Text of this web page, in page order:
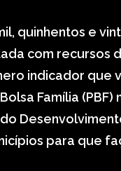
quinhentos e
com recursos
indicador que
Família (PBF)
para que